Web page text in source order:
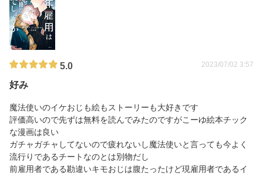
5.0 2023/07/02 3:57
好み
魔法使いのイケおじも絵もストーリーも大好きです
評価高いので先ずは無料を読んでみたのですがこーゆ絵本チック
な漫画は良い
ガチャガチャしてないので疲れないし魔法使いと言っても今よく
流行りであるチートなのとは別物だし
前雇用者である勘違いキモおじは腹たったけど現雇用者であるイ